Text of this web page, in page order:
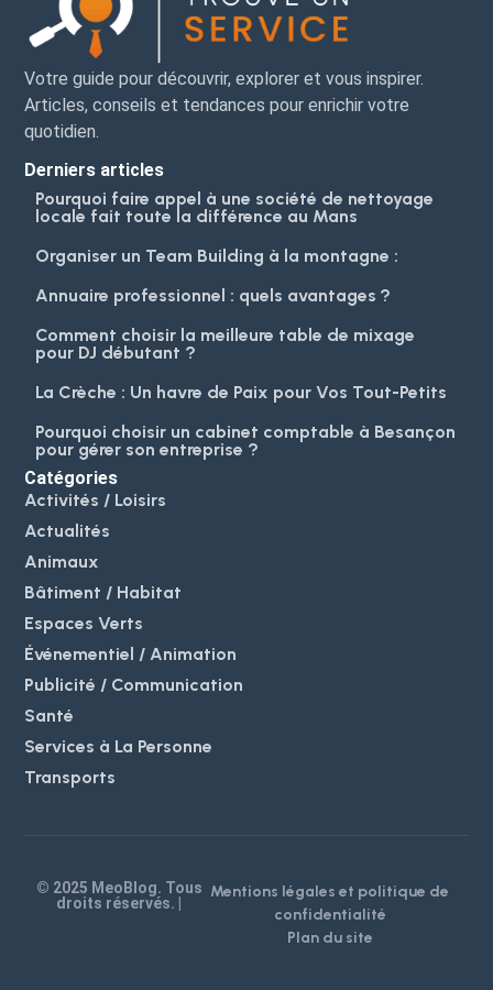
Votre guide pour découvrir, explorer et vous inspirer.
Articles, conseils et tendances pour enrichir votre
quotidien.
Derniers articles
Pourquoi faire appel à une société de nettoyage
locale fait toute la différence au Mans
Organiser un Team Building à la montagne :
Annuaire professionnel : quels avantages ?
Comment choisir la meilleure table de mixage
pour DJ débutant ?
La Crèche : Un havre de Paix pour Vos Tout-Petits
Pourquoi choisir un cabinet comptable à Besançon
pour gérer son entreprise ?
Catégories
Activités / Loisirs
Actualités
Animaux
Bâtiment / Habitat
Espaces Verts
Événementiel / Animation
Publicité / Communication
Santé
Services à La Personne
Transports
© 2025 MeoBlog. Tous
droits réservés. |
Mentions légales et politique de
confidentialité
Plan du site